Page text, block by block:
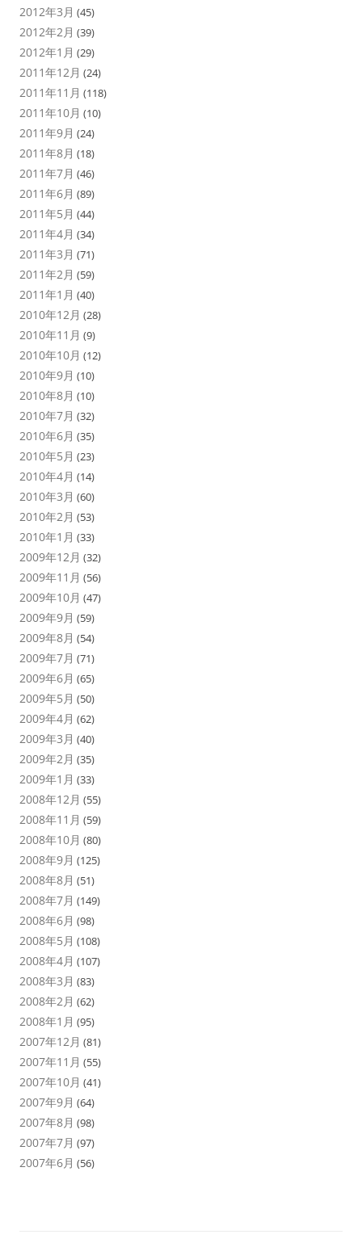
2012年3月 (45)
2012年2月 (39)
2012年1月 (29)
2011年12月 (24)
2011年11月 (118)
2011年10月 (10)
2011年9月 (24)
2011年8月 (18)
2011年7月 (46)
2011年6月 (89)
2011年5月 (44)
2011年4月 (34)
2011年3月 (71)
2011年2月 (59)
2011年1月 (40)
2010年12月 (28)
2010年11月 (9)
2010年10月 (12)
2010年9月 (10)
2010年8月 (10)
2010年7月 (32)
2010年6月 (35)
2010年5月 (23)
2010年4月 (14)
2010年3月 (60)
2010年2月 (53)
2010年1月 (33)
2009年12月 (32)
2009年11月 (56)
2009年10月 (47)
2009年9月 (59)
2009年8月 (54)
2009年7月 (71)
2009年6月 (65)
2009年5月 (50)
2009年4月 (62)
2009年3月 (40)
2009年2月 (35)
2009年1月 (33)
2008年12月 (55)
2008年11月 (59)
2008年10月 (80)
2008年9月 (125)
2008年8月 (51)
2008年7月 (149)
2008年6月 (98)
2008年5月 (108)
2008年4月 (107)
2008年3月 (83)
2008年2月 (62)
2008年1月 (95)
2007年12月 (81)
2007年11月 (55)
2007年10月 (41)
2007年9月 (64)
2007年8月 (98)
2007年7月 (97)
2007年6月 (56)